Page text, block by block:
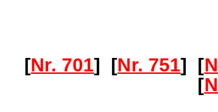
[Nr. 701] [Nr. 751] [
[